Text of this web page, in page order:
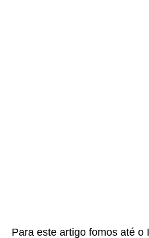
Para este artigo fomos até o